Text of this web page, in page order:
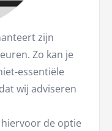
zijn
Zo kan je
essentiële
wij adviseren
de optie